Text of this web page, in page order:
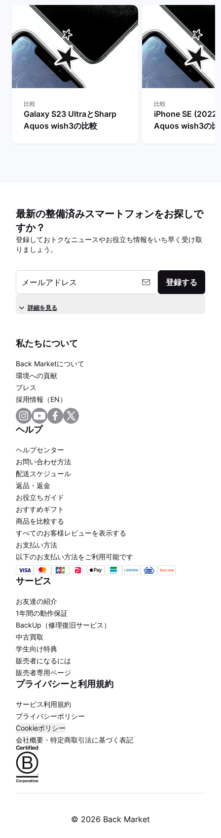
比較
Galaxy S23 UltraとSharp
Aquos wish3の比較
比較
iPhone SE
Aquos wish3の比
最新の整備済みスマートフォンをお探しで
すか？
登録しておトクなニュースやお役立ち情報をいち早く受け取
りましょう。
メールアドレス 登録する
詳細を見る
私たちについて
Back Marketについて
環境への貢献
プレス
採用情報（EN）
ヘルプ
ヘルプセンター
お問い合わせ方法
配送スケジュール
返品・返金
お役立ちガイド
おすすめギフト
商品を比較する
すべてのお客様レビューを表示する
お支払い方法
以下のお支払い方法をご利用可能です
サービス
お友達の紹介
1年間の動作保証
BackUp（修理復旧サービス）
中古買取
学生向け特典
販売者になるには
販売者専用ページ
プライバシーと利用規約
サービス利用規約
プライバシーポリシー
Cookieポリシー
会社概要・特定商取引法に基づく表記
© 2026 Back Market